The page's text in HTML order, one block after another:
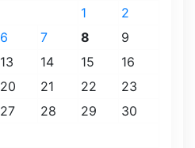
1
2
6 7 8
9
13 14 15
16
20 21 22
23
27 28 29
30